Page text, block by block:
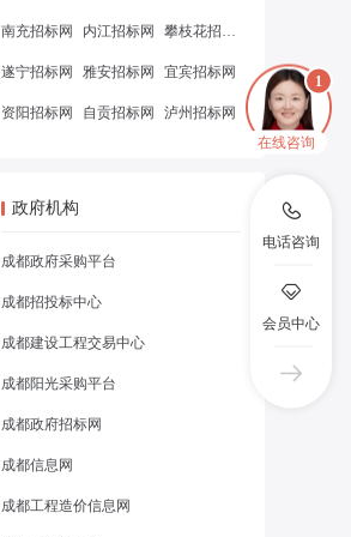
在线咨询
电话咨询
会员中心
南充招标网 内江招标网 攀枝花招标网
遂宁招标网 雅安招标网 宜宾招标网
资阳招标网 自贡招标网 泸州招标网
政府机构
成都政府采购平台
成都招投标中心
成都建设工程交易中心
成都阳光采购平台
成都政府招标网
成都信息网
成都工程造价信息网